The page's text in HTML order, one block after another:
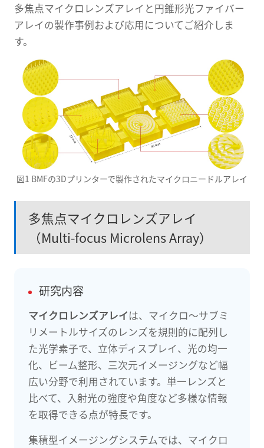
多焦点マイクロレンズアレイと円錐形光ファイバー
アレイの製作事例および応用についてご紹介しま
す。
図1 BMFの3Dプリンターで製作されたマイクロニードルアレイ
多焦点マイクロレンズアレイ
（Multi-focus Microlens Array）
研究内容
マイクロレンズアレイは、マイクロ〜サブミ
リメートルサイズのレンズを規則的に配列し
た光学素子で、立体ディスプレイ、光の均一
化、ビーム整形、三次元イメージングなど幅
広い分野で利用されています。単一レンズと
比べて、入射光の強度や角度など多様な情報
を取得できる点が特長です。
集積型イメージングシステムでは、マイクロ